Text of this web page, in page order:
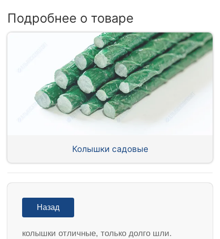
Подробнее о товаре
Колышки садовые
Назад
колышки отличные, только долго шли.